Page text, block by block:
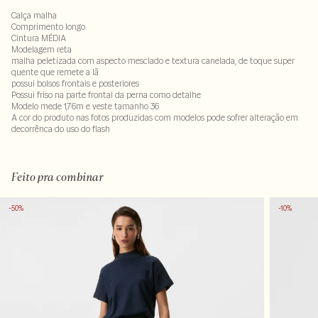
Calça malha
Comprimento longo
Cintura MÉDIA
Modelagem reta
malha peletizada com aspecto mesclado e textura canelada, de toque super
quente que remete a lã
possui bolsos frontais e posteriores
Possui friso na parte frontal da perna como detalhe
Modelo mede 1,76m e veste tamanho 36
A cor do produto nas fotos produzidas com modelos pode sofrer alteração em
decorrênca do uso do flash
Feito pra combinar
-50% -10%